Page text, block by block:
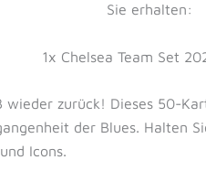
Sie erhalten:
1x Chelsea Team Set
wieder zurück! Dieses 50-
der Blues. Halten
Icons.